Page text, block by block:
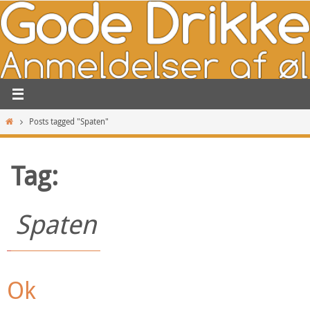
Skip
to
content
HomePosts tagged "Spaten"
Tag:
Spaten
Ok